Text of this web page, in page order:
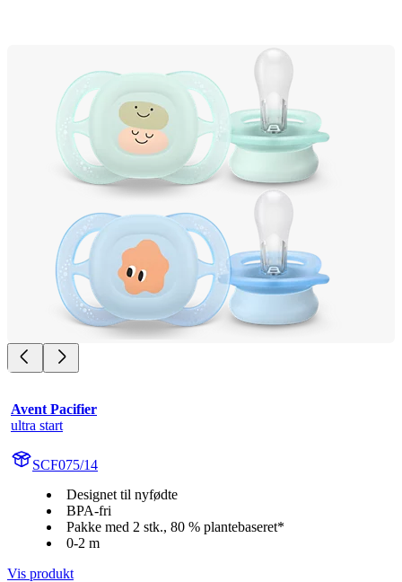
Avent Pacifier
ultra start
SCF075/14
Designet til nyfødte
BPA-fri
Pakke med 2 stk., 80 % plantebaseret*
0-2 m
Vis produkt